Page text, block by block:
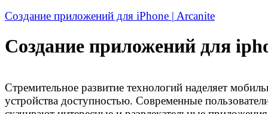
Создание приложений для iPhone | Arcanite
Создание приложений для
Стремительное развитие технологий наделяет
устройства доступностью. Современные